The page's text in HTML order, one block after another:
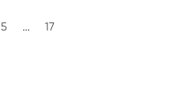
5 ... 17